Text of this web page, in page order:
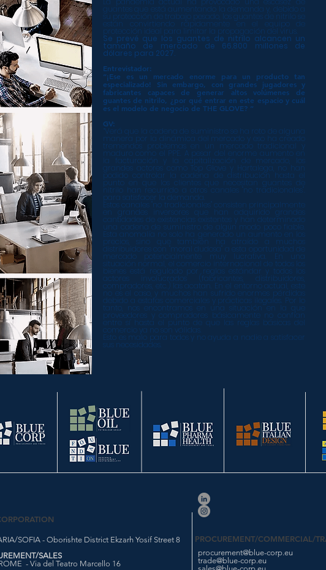
guantes que está aumentando la demanda y, debido a
su protección de trabajo pesado, los guantes de nitrilo se
están convirtiendo rápidamente en el equipo de
protección ideal para limitar la propagación del virus.
Se prevé que los guantes de nitrilo alcancen un
tamaño de mercado de 66.800 millones de
dólares para 2027.
Entrevistador:
“¡Ese es un mercado enorme para un producto tan
especializado! Sin embargo, con grandes jugadores y
fabricantes capaces de generar altos volúmenes de
guantes de nitrilo, ¿por qué entrar en este espacio y cuál
es el modelo de negocio de THE GLOVE? ”
GV:
“Verá que la cadena de suministro se ha roto de alguna
manera por la dinámica del mercado y eso ha creado
tremendos problemas en un mercado tradicional y
maduro como el PPE. A pesar del enorme aumento en
la facturación y la capitalización de mercado, los
grandes actores como Top Glove y Hartalega, no han
podido controlar la cadena de distribución hasta el
punto en que los clientes que necesitan guantes de
nitrilo han recurrido a otros canales "no tradicionales".
para satisfacer la demanda.
Estos canales "no tradicionales" consisten principalmente
en grandes inversores que han adquirido grandes
cantidades de existencias existentes y han determinado
una cadena de suministro de algún modo poco fiable.
Esta anomalía no solo ha generado un aumento en los
precios, sino que también ha atraído a muchos
distribuidores con "moral dudosa" a esta oportunidad de
mercado potencialmente muy lucrativa. En una
situación normal, el comercio internacional de todos los
bienes está regulado por reglas estándar y todos los
actores involucrados (fabricantes, distribuidores,
compradores, etc.) las acatan. En el entorno actual, este
no es el caso, y muchos han sufrido enormes pérdidas
debido a estafas comerciales y prácticas ilegales. Por lo
tanto, nos encontramos en una situación en la que
proveedores y compradores básicamente no confían
entre sí hasta el punto de que las reglas básicas del
comercio ya no son válidas.
Esto es malo para todos y no ayuda a nadie a satisfacer
sus necesidades.
SOFIA - Oborishte District Ekzarh Yosif Street 8
SALES
- Via del Teatro Marcello 16
procurement@blue-corp.eu
trade@blue-corp.eu
PROCUREMENT/COMMERCIAL/